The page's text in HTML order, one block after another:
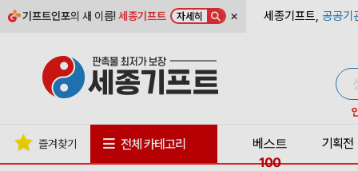
기프트인포의 새 이름!세종기프트 자세히 × 세종기프트, 공공기
즐겨찾기 전체 카테고리
베스트
100
기획전